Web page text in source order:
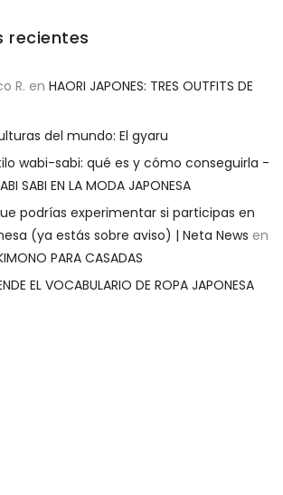
recientes
R. en HAORI JAPONES: TRES OUTFITS DE
del mundo: El gyaru
wabi-sabi: qué es y cómo conseguirla -
SABI EN LA MODA JAPONESA
podrías experimentar si participas en
(ya estás sobre aviso) | Neta News en
PARA CASADAS
EL VOCABULARIO DE ROPA JAPONESA